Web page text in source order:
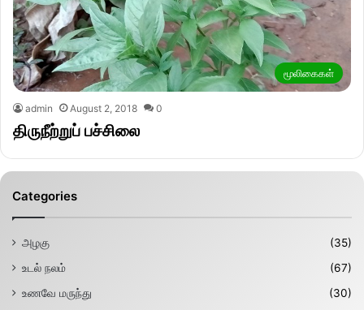
மூலிகைகள்
admin August 2, 2018 0
திருநீற்றுப் பச்சிலை
Categories
அழகு
(35)
உடல் நலம்
(67)
உணவே மருந்து
(30)